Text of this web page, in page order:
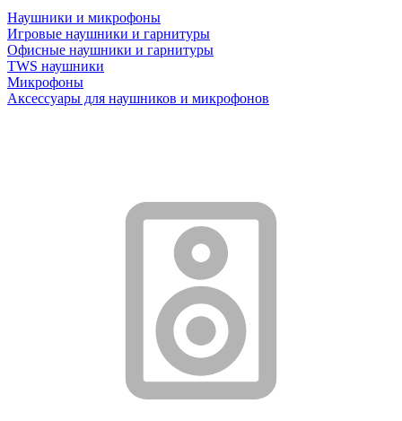
Наушники и микрофоны
Игровые наушники и гарнитуры
Офисные наушники и гарнитуры
TWS наушники
Микрофоны
Аксессуары для наушников и микрофонов